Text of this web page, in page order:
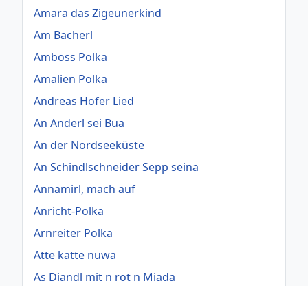
Amara das Zigeunerkind
Am Bacherl
Amboss Polka
Amalien Polka
Andreas Hofer Lied
An Anderl sei Bua
An der Nordseeküste
An Schindlschneider Sepp seina
Annamirl, mach auf
Anricht-Polka
Arnreiter Polka
Atte katte nuwa
As Diandl mit n rot n Miada